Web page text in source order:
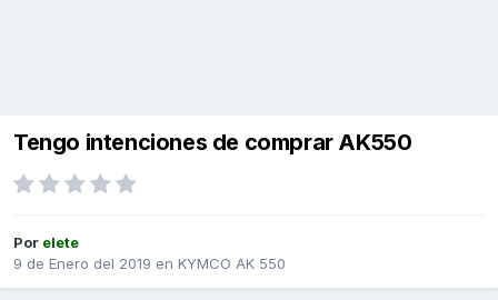
Tengo intenciones de comprar AK550
Por elete
9 de Enero del 2019 en KYMCO AK 550